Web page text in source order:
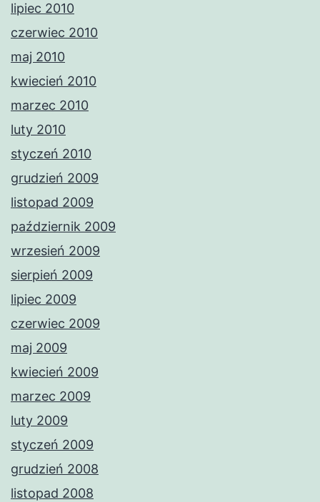
lipiec 2010
czerwiec 2010
maj 2010
kwiecień 2010
marzec 2010
luty 2010
styczeń 2010
grudzień 2009
listopad 2009
październik 2009
wrzesień 2009
sierpień 2009
lipiec 2009
czerwiec 2009
maj 2009
kwiecień 2009
marzec 2009
luty 2009
styczeń 2009
grudzień 2008
listopad 2008